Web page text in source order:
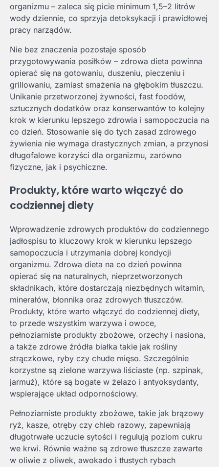
organizmu – zaleca się picie minimum 1,5–2 litrów
wody dziennie, co sprzyja detoksykacji i prawidłowej
pracy narządów.
Nie bez znaczenia pozostaje sposób
przygotowywania posiłków – zdrowa dieta powinna
opierać się na gotowaniu, duszeniu, pieczeniu i
grillowaniu, zamiast smażenia na głębokim tłuszczu.
Unikanie przetworzonej żywności, fast foodów,
sztucznych dodatków oraz konserwantów to kolejny
krok w kierunku lepszego zdrowia i samopoczucia na
co dzień. Stosowanie się do tych zasad zdrowego
żywienia nie wymaga drastycznych zmian, a przynosi
długofalowe korzyści dla organizmu, zarówno
fizyczne, jak i psychiczne.
Produkty, które warto włączyć do
codziennej diety
Wprowadzenie zdrowych produktów do codziennego
jadłospisu to kluczowy krok w kierunku lepszego
samopoczucia i utrzymania dobrej kondycji
organizmu. Zdrowa dieta na co dzień powinna
opierać się na naturalnych, nieprzetworzonych
składnikach, które dostarczają niezbędnych witamin,
minerałów, błonnika oraz zdrowych tłuszczów.
Produkty, które warto włączyć do codziennej diety,
to przede wszystkim warzywa i owoce,
pełnoziarniste produkty zbożowe, orzechy i nasiona,
a także zdrowe źródła białka takie jak rośliny
strączkowe, ryby czy chude mięso. Szczególnie
korzystne są zielone warzywa liściaste (np. szpinak,
jarmuż), które są bogate w żelazo i antyoksydanty,
wspierające układ odpornościowy.
Pełnoziarniste produkty zbożowe, takie jak brązowy
ryż, kasze, otręby czy chleb razowy, zapewniają
długotrwałe uczucie sytości i regulują poziom cukru
we krwi. Równie ważne są zdrowe tłuszcze zawarte
w oliwie z oliwek, awokado i tłustych rybach